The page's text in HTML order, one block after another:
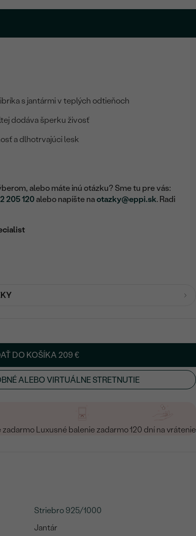
s jantármi v teplých odtieňoch
dodáva šperku živosť
a dlhotrvajúci lesk
alebo máte inú otázku? Sme tu pre vás:
205 120alebo napíšte naotazky@eppi.sk. Radi
DO KOŠÍKA 209 €
ALEBO VIRTUÁLNE STRETNUTIE
zadarmo Luxusné balenie zadarmo120 dní na vrátenie
Striebro 925/1000
Jantár